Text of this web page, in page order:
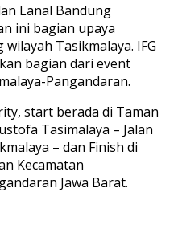
Lanal Bandung
ini bagian upaya
Tasikmalaya. IFG
bagian dari event
Pangandaran.
start berada di Taman
Tasimalaya – Jalan
– dan Finish di
Kecamatan
Jawa Barat.